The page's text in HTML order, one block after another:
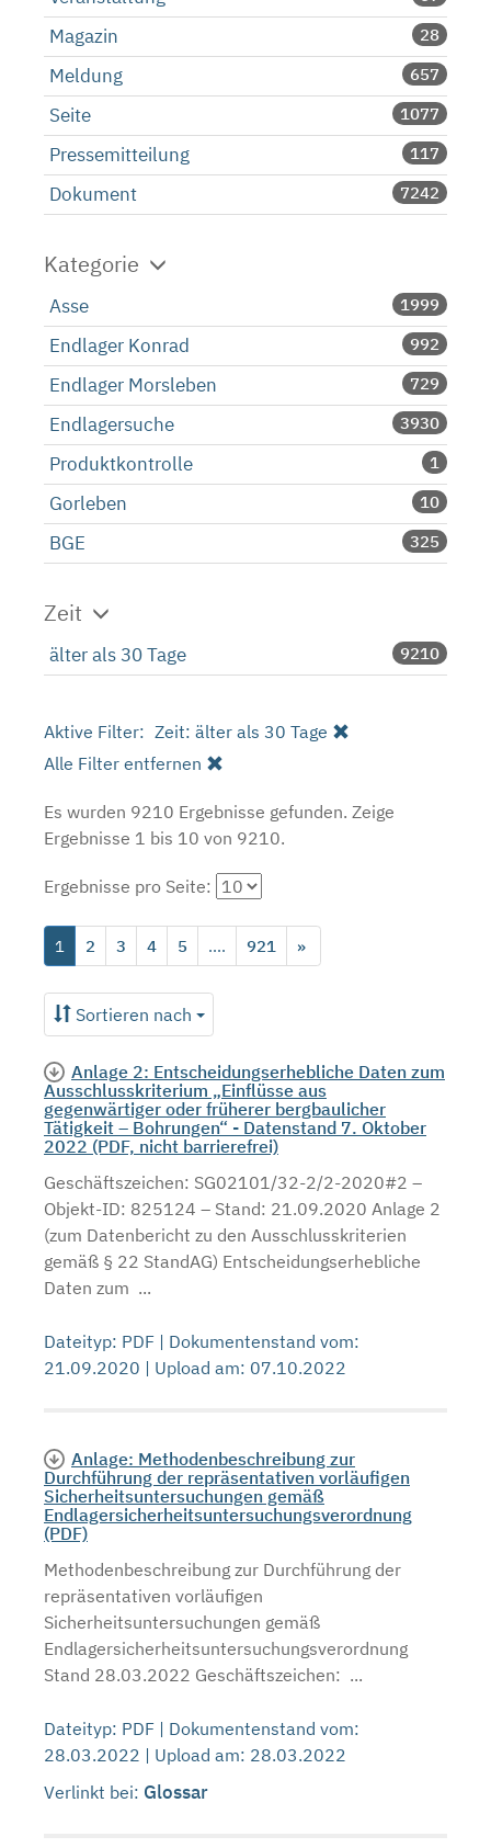
Magazin 28
Meldung 657
Seite 1077
Pressemitteilung 117
Dokument 7242
Kategorie
Asse 1999
Endlager Konrad 992
Endlager Morsleben 729
Endlagersuche 3930
Produktkontrolle 1
Gorleben 10
BGE 325
Zeit
älter als 30 Tage 9210
Aktive Filter: Zeit: älter als 30 Tage
Alle Filter entfernen
Es wurden 9210 Ergebnisse gefunden. Zeige
Ergebnisse 1 bis 10 von 9210.
Ergebnisse pro Seite:
1 2 3 4 5 .... 921 »
Sortieren nach
Anlage 2: Entscheidungserhebliche Daten zum
Ausschlusskriterium „Einflüsse aus
gegenwärtiger oder früherer bergbaulicher
Tätigkeit – Bohrungen“ - Datenstand 7. Oktober
2022 (PDF, nicht barrierefrei)
Geschäftszeichen: SG02101/32-2/2-2020#2 –
Objekt-ID: 825124 – Stand: 21.09.2020 Anlage 2
(zum Datenbericht zu den Ausschlusskriterien
gemäß § 22 StandAG) Entscheidungserhebliche
Daten zum ...
Dateityp: PDF | Dokumentenstand vom:
21.09.2020 | Upload am: 07.10.2022
Anlage: Methodenbeschreibung zur
Durchführung der repräsentativen vorläufigen
Sicherheitsuntersuchungen gemäß
Endlagersicherheitsuntersuchungsverordnung
(PDF)
Methodenbeschreibung zur Durchführung der
repräsentativen vorläufigen
Sicherheitsuntersuchungen gemäß
Endlagersicherheitsuntersuchungsverordnung
Stand 28.03.2022 Geschäftszeichen: ...
Dateityp: PDF | Dokumentenstand vom:
28.03.2022 | Upload am: 28.03.2022
Verlinkt bei: Glossar